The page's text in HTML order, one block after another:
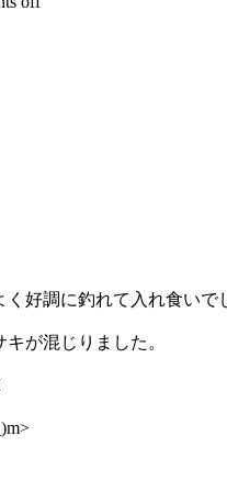
好調に釣れて入れ食いで
が混じりました。